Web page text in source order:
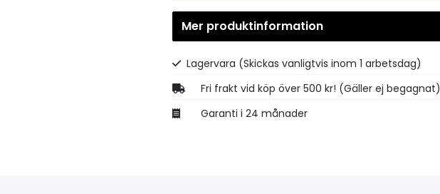
Mer produktinformation
Lagervara (Skickas vanligtvis inom 1 arbetsdag)
Fri frakt vid köp över 500 kr! (Gäller ej begagnat)
Garanti i 24 månader